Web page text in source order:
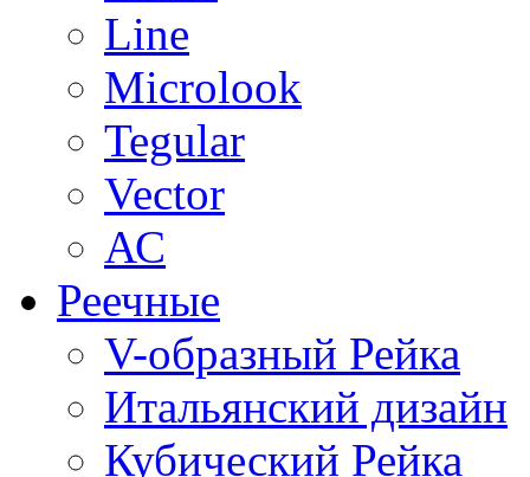
Line
Microlook
Tegular
Vector
АС
Реечные
V-образный Рейка
Итальянский дизайн
Кубический Рейка